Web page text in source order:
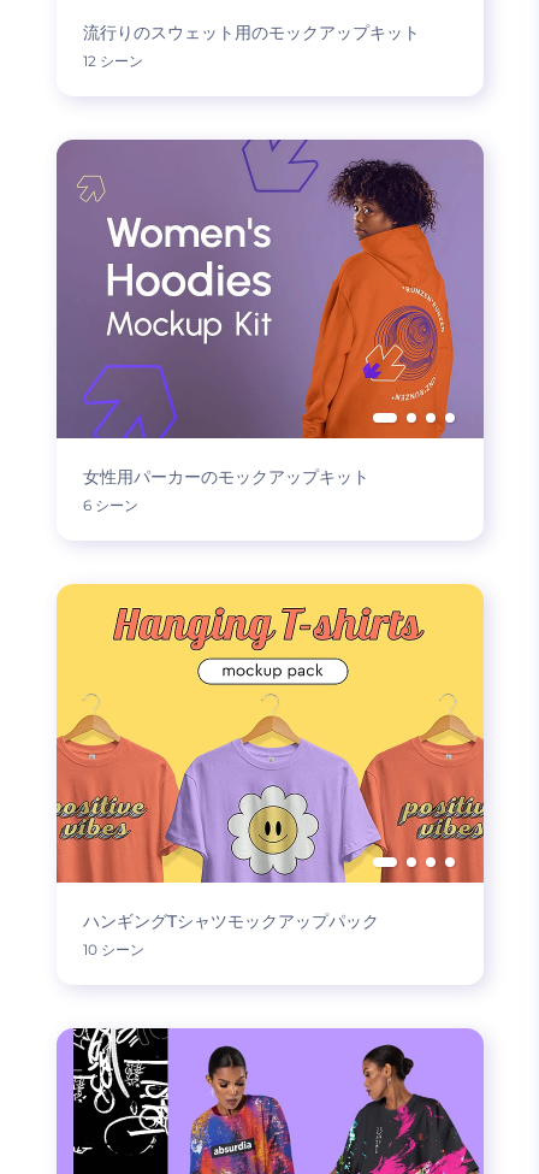
流行りのスウェット用のモックアップキット
12 シーン
女性用パーカーのモックアップキット
6 シーン
ハンギングTシャツモックアップパック
10 シーン